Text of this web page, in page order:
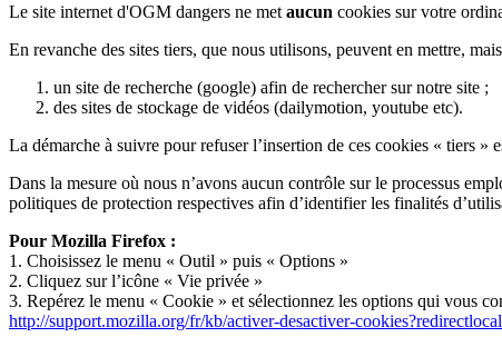
Le site internet d'OGM dangers ne met aucun cookies sur votre
En revanche des sites tiers, que nous utilisons, peuvent en mettre,
un site de recherche (google) afin de rechercher sur notre site ;
des sites de stockage de vidéos (dailymotion, youtube etc).
La démarche à suivre pour refuser l’insertion de ces cookies « tiers
Dans la mesure où nous n’avons aucun contrôle sur le processus
politiques de protection respectives afin d’identifier les finalités
Pour Mozilla Firefox :
1. Choisissez le menu « Outil » puis « Options »
2. Cliquez sur l’icône « Vie privée »
3. Repérez le menu « Cookie » et sélectionnez les options qui vous
http://support.mozilla.org/fr/kb/activer-desactiver-